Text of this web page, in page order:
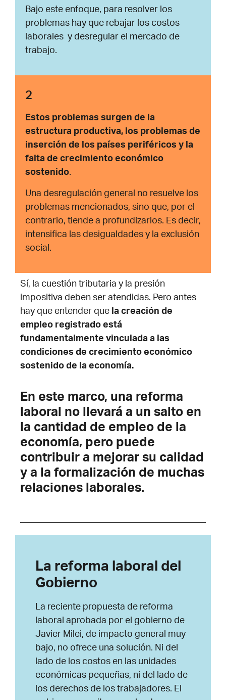
Bajo este enfoque, para resolver los
problemas hay que rebajar los costos
laborales y desregular el mercado de
trabajo.
2
Estos problemas surgen de la
estructura productiva, los problemas de
inserción de los países periféricos y la
falta de crecimiento económico
sostenido.
Una desregulación general no resuelve los
problemas mencionados, sino que, por el
contrario, tiende a profundizarlos. Es decir,
intensifica las desigualdades y la exclusión
social.
Sí, la cuestión tributaria y la presión
impositiva deben ser atendidas. Pero antes
hay que entender que la creación de
empleo registrado está
fundamentalmente vinculada a las
condiciones de crecimiento económico
sostenido de la economía.
En este marco, una reforma
laboral no llevará a un salto en
la cantidad de empleo de la
economía, pero puede
contribuir a mejorar su calidad
y a la formalización de muchas
relaciones laborales.
La reforma laboral del
Gobierno
La reciente propuesta de reforma
laboral aprobada por el gobierno de
Javier Milei, de impacto general muy
bajo, no ofrece una solución. Ni del
lado de los costos en las unidades
económicas pequeñas, ni del lado de
los derechos de los trabajadores. El